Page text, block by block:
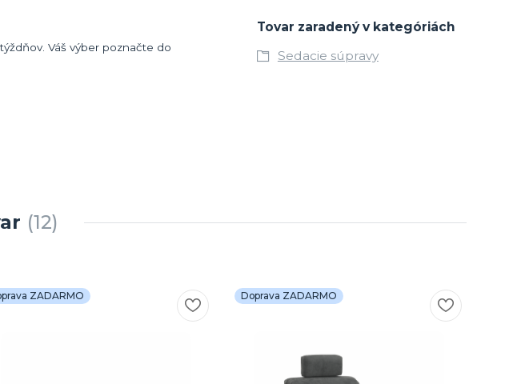
Váš výber poznačte do
Tovar zaradený v kategóriách
Sedacie súpravy
12
ZADARMO Doprava ZADARMO